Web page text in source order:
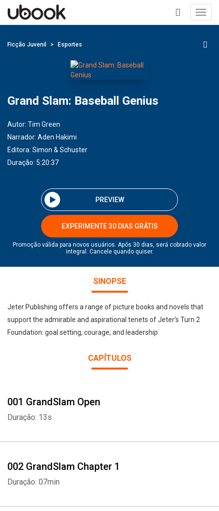
+
Ficção Juvenil Esportes
Grand Slam: Baseball Genius
Autor: Tim Green
Narrador: Aden Hakimi
Editora: Simon & Schuster
Duração: 5:20:37
PREVIEW
EXPERIMENTE 30 DIAS GRÁTIS
Promoção válida para novos usuários. Após 30 dias, será cobrado valor
integral. Cancele quando quiser.
SINOPSE
Jeter Publishing offers a range of picture books and novels that
support the admirable and aspirational tenets of Jeter’s Turn 2
Foundation: goal setting, courage, and leadership.
CAPÍTULOS
001 GrandSlam Open
Duração: 13s
002 GrandSlam Chapter 1
Duração: 07min